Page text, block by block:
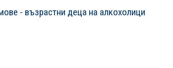
- възрастни деца на алкохолици